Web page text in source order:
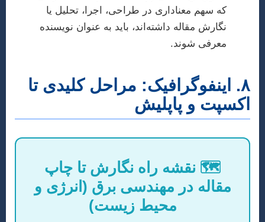
که سهم معناداری در طراحی، اجرا، تحلیل یا
نگارش مقاله داشته‌اند، باید به عنوان نویسنده
معرفی شوند.
۸. اینفوگرافیک: مراحل کلیدی تا
اکسپت و پاپلیش
🗺️ نقشه راه نگارش تا چاپ
مقاله در مهندسی برق (انرژی و
محیط زیست)